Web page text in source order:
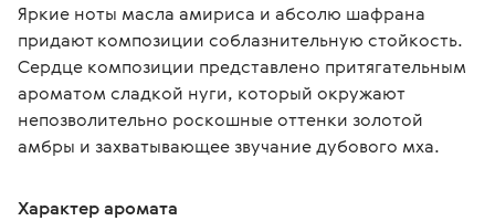
Яркие ноты масла амириса и абсолю шафрана
придают композиции соблазнительную стойкость.
Сердце композиции представлено притягательным
ароматом сладкой нуги, который окружают
непозволительно роскошные оттенки золотой
амбры и захватывающее звучание дубового мха.
Характер аромата